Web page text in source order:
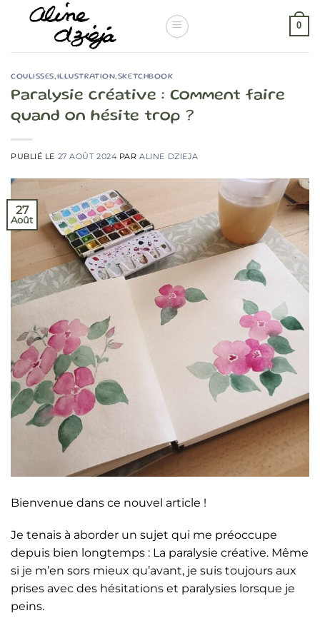
Passer
0
COULISSES, ILLUSTRATION, SKETCHBOOK
Paralysie créative : Comment faire
quand on hésite trop ?
PUBLIÉ LE 27 AOÛT 2024 PARALINE DZIEJA
27
Août
Bienvenue dans ce nouvel article !
Je tenais à aborder un sujet qui me préoccupe
depuis bien longtemps : La paralysie créative. Même
si je m’en sors mieux qu’avant, je suis toujours aux
prises avec des hésitations et paralysies lorsque je
peins.